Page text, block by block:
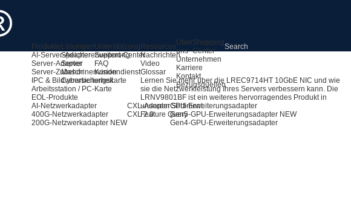
Produkte
AI-Server-Adapter
Server-Adapter
Server-Zubehör
IPC & Bildverarbeitungskarte
Arbeitsstation / PC-Karte
EOL-Produkte
AI-Netzwerkadapter
400G-Netzwerkadapter
200G-Netzwerkadapter NEW
CXL-Adapter
CXL 2.0
GPU-Erweiterungsadapter
Gen5-GPU-Erweiterungsadapter NEW
Gen4-GPU-Erweiterungsadapter
Lösungen
Speichererweiterung
Server
Maschinenvision
Cybersicherheit
Unterstützung
Support-Center
FAQ
Kundendienst
Resources
Nachrichten
Video
Glossar
Lernen Sie mehr über die LREC9714HT 10GbE NIC und wie
sie die Netzwerkleistung Ihres Servers verbessern kann. Die
LRNV9801BF ist ein weiteres hervorragendes Produkt in
unserem Sortiment.
Feature Query
Über
uns
Unternehmen
Karriere
Kontakt
Bezugsquellen
Shopping
Center